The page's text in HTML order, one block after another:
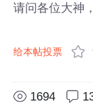
请问各位大神
给本帖投票
1694